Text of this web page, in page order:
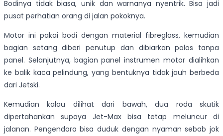
Bodinya tidak biasa, unik dan warnanya nyentrik. Bisa jadi
pusat perhatian orang di jalan pokoknya.
Motor ini pakai bodi dengan material fibreglass, kemudian
bagian setang diberi penutup dan dibiarkan polos tanpa
panel. Selanjutnya, bagian panel instrumen motor dialihkan
ke balik kaca pelindung, yang bentuknya tidak jauh berbeda
dari Jetski.
Kemudian kalau dilihat dari bawah, dua roda skutik
dipertahankan supaya Jet-Max bisa tetap meluncur di
jalanan. Pengendara bisa duduk dengan nyaman sebab jok